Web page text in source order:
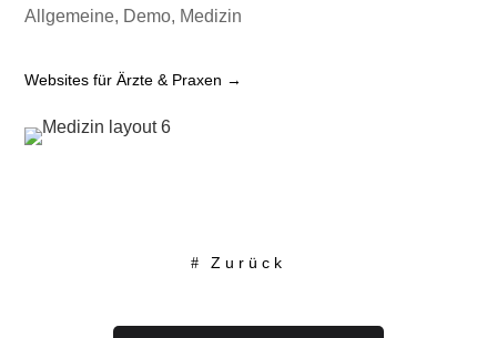
Allgemeine, Demo, Medizin
Websites für Ärzte & Praxen →
Zurück